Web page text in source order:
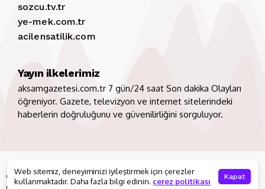
sozcu.tv.tr
ye-mek.com.tr
acilensatilik.com
Yayın ilkelerimiz
aksamgazetesi.com.tr 7 gün/24 saat Son dakika Olayları
öğreniyor. Gazete, televizyon ve internet sitelerindeki
haberlerin doğruluğunu ve güvenilirliğini sorguluyor.
Gizlilik Politikası Yayın ilkelerimiz
İçerik Kaldırma
Web sitemiz, deneyiminizi iyileştirmek için çerezler
kullanmaktadır. Daha fazla bilgi edinin. çerez politikası Kapat